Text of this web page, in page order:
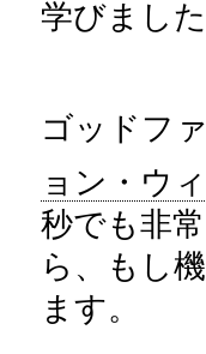
学びまし
ゴッドフ
ョン・ウ
秒でも非
ら、もし
ます。